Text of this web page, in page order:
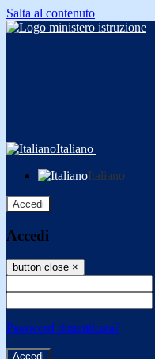
Salta al contenuto
Italiano
Italiano
Accedi
Accedi
button close ×
Password dimenticata?